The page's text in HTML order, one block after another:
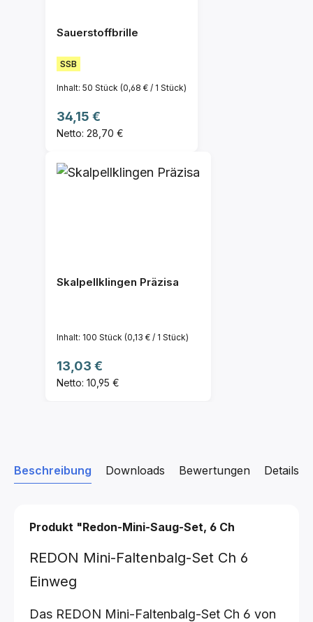
Sauerstoffbrille
SSB
Inhalt: 50 Stück (0,68 € / 1 Stück)
Regulärer Preis:
34,15 €
Netto: 28,70 €
Skalpellklingen Präzisa
Inhalt: 100 Stück (0,13 € / 1 Stück)
Regulärer Preis:
13,03 €
Netto: 10,95 €
Beschreibung Downloads Details
Bewertungen
Produkt "Redon-Mini-Saug-Set, 6 Ch
REDON Mini-Faltenbalg-Set Ch 6
Einweg
Das REDON Mini-Faltenbalg-Set Ch 6 von